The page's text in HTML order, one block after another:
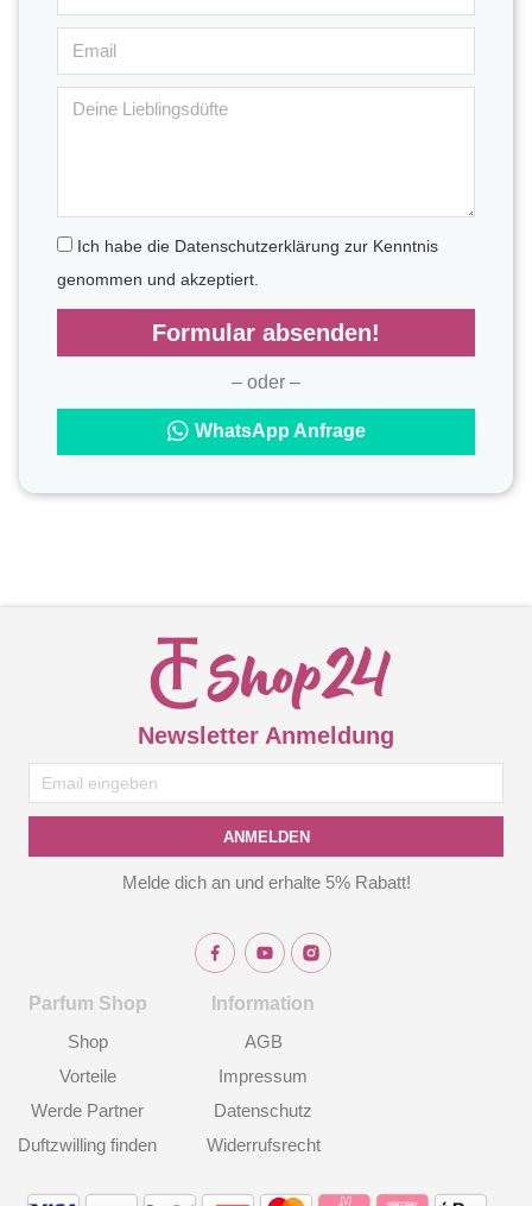
Ich habe die Datenschutzerklärung zur Kenntnis
genommen und akzeptiert.
Formular absenden!
– oder –
WhatsApp Anfrage
Parfum Shop
Shop
Vorteile
Werde Partner
Duftzwilling finden
Information
AGB
Impressum
Datenschutz
Widerrufsrecht
Newsletter Anmeldung
ANMELDEN
Melde dich an und erhalte 5% Rabatt!